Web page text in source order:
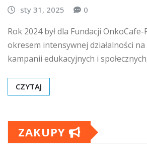
sty 31, 2025 0
Rok 2024 był dla Fundacji
okresem intensywnej działalności
kampanii edukacyjnych i
CZYTAJ
ZAKUPY